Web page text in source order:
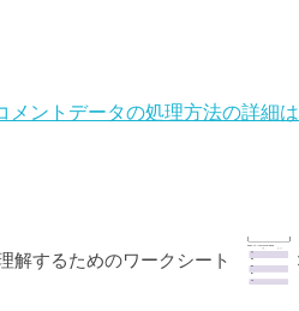
メントデータの処理方法の詳細は
解するためのワークシート